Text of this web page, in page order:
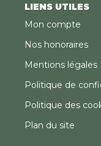
LIENS UTILES
Mon compte
Nos honoraires
Mentions légales
Politique de
Politique des
Plan du site